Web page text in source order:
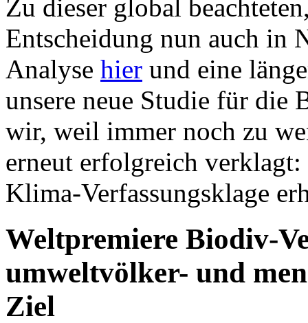
Zu dieser global
Entscheidung nun auch in
Analyse hier und eine
unsere neue Studie für die
wir, weil immer noch zu
erneut erfolgreich verklagt:
Klima-Verfassungsklage
Weltpremiere Biodiv-
umweltvölker- und
Ziel